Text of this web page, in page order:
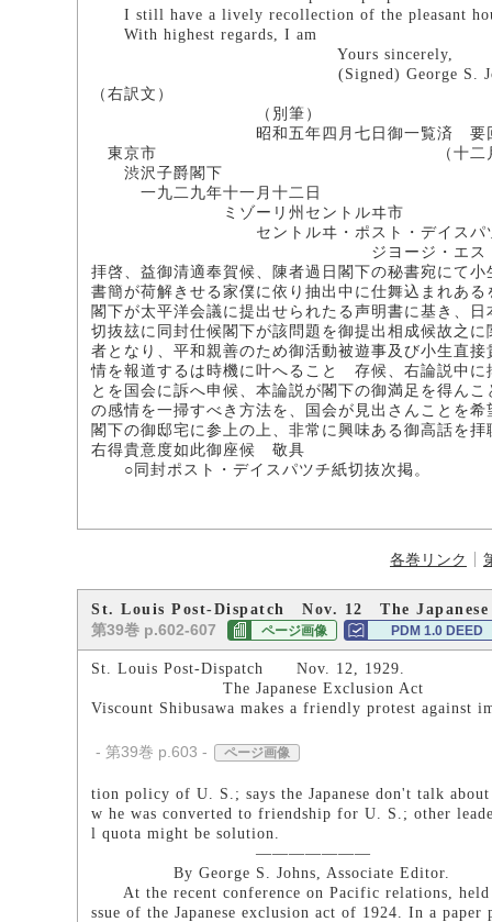
I still have a lively recollection of the pleasant
With highest regards, I am
Yours sincerely,
(Signed) George S.
（右訳文）
（別筆）
昭和五年四月七日御一覧済 要
東京市 （十二月三日
渋沢子爵閣下
一九二九年十一月十二日
ミゾーリ州セントルヰ市
セントルヰ・ポスト・デイスパツ
ジヨージ・エス・ジ
拝啓、益御清適奉賀候、陳者過日閣下の秘書宛にて
書簡が荷解きせる家僕に依り抽出中に仕舞込まれあ
閣下が太平洋会議に提出せられたる声明書に基き、
切抜玆に同封仕候閣下が該問題を御提出相成候故之
者となり、平和親善のため御活動被遊事及び小生直
情を報道するは時機に叶へることゝ存候、右論説中
とを国会に訴へ申候、本論説が閣下の御満足を得ん
の感情を一掃すべき方法を、国会が見出さんことを希
閣下の御邸宅に参上の上、非常に興味ある御高話を
右得貴意度如此御座候 敬具
○同封ポスト・デイスパツチ紙切抜次掲。
各巻リンク
St. Louis Post-Dispatch Nov. 12 The Japanese
第39巻 p.602-607 ページ画像 PDM 1.0 DEED
St. Louis Post-Dispatch Nov. 12, 1929.
The Japanese Exclusion Act
Viscount Shibusawa makes a friendly protest against
- 第39巻 p.603 - ページ画像
tion policy of U. S.; says the Japanese don't talk
w he was converted to friendship for U. S.; other
l quota might be solution.
―――――――
By George S. Johns, Associate Editor.
At the recent conference on Pacific relations, held
ssue of the Japanese exclusion act of 1924. In a